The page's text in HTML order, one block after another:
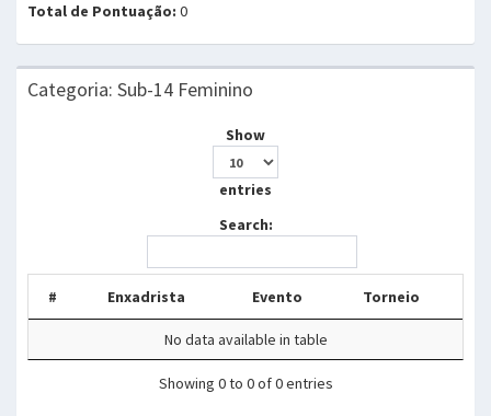
Total de Pontuação: 0
Categoria: Sub-14 Feminino
Show
entries
Search:
# Enxadrista Evento Torneio
No data available in table
Showing 0 to 0 of 0 entries